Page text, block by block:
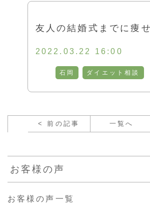
友人の結婚式までに痩
2022.03.22 16:00
石岡 ダイエット相談
< 前の記事 一覧へ
お客様の声
お客様の声一覧